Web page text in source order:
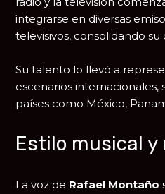
integrarse en diversas
televisivos, consolidando su
Su talento lo llevó a
escenarios internacionales,
países como México,
Estilo musical y
La voz de Rafael Montaño